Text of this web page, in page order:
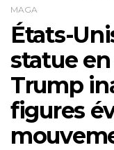
MAGA
États-
statue
Trump
figures